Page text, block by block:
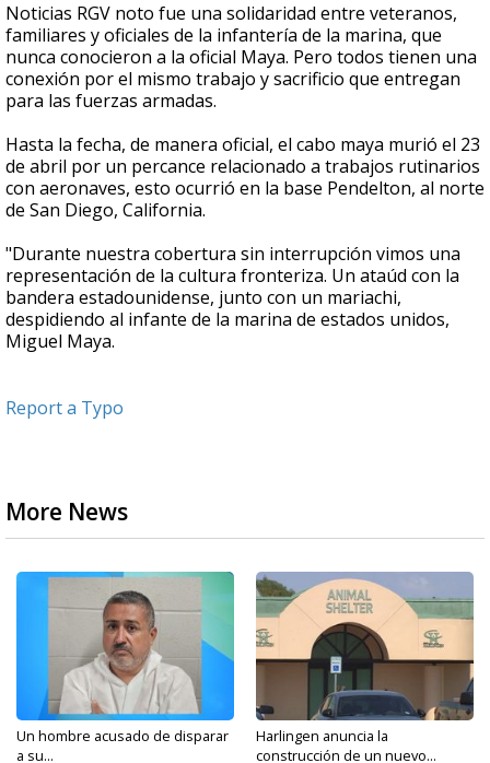
Noticias RGV noto fue una solidaridad entre veteranos,
familiares y oficiales de la infantería de la marina, que
nunca conocieron a la oficial Maya. Pero todos tienen una
conexión por el mismo trabajo y sacrificio que entregan
para las fuerzas armadas.
Hasta la fecha, de manera oficial, el cabo maya murió el 23
de abril por un percance relacionado a trabajos rutinarios
con aeronaves, esto ocurrió en la base Pendelton, al norte
de San Diego, California.
"Durante nuestra cobertura sin interrupción vimos una
representación de la cultura fronteriza. Un ataúd con la
bandera estadounidense, junto con un mariachi,
despidiendo al infante de la marina de estados unidos,
Miguel Maya.
Report a Typo
More News
Un hombre acusado de disparar
a su...
Harlingen anuncia la
construcción de un nuevo...